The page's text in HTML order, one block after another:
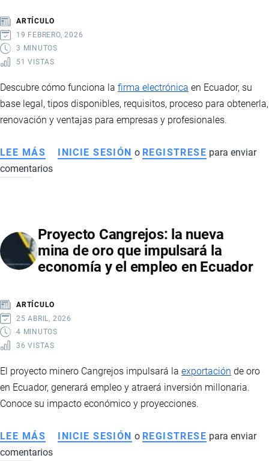
PERSPECTIVAS
ARTÍCULO
19 FEBRERO, 2026
3 MINUTOS
51 VISTAS
Descubre cómo funciona la firma electrónica en Ecuador, su
base legal, tipos disponibles, requisitos, proceso para obtenerla,
renovación y ventajas para empresas y profesionales.
LEE MÁS SOBRE
CÓMO
ELECTRÓNICA
EN
ECUADOR:
PROCESO
PASO
INICIE SESIÓN o REGISTRESE para enviar
comentarios
Proyecto Cangrejos: la nueva
mina de oro que impulsará la
economía y el empleo en Ecuador
ARTÍCULO
25 ABRIL, 2026
4 MINUTOS
36 VISTAS
El proyecto minero Cangrejos impulsará la exportación de oro
en Ecuador, generará empleo y atraerá inversión millonaria.
Conoce su impacto económico y proyecciones.
LEE MÁS SOBRE
PROYECTO
INICIE SESIÓN o REGISTRESE para enviar
comentarios